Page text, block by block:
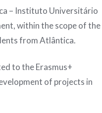
– Instituto Universitário
within the scope of the
from Atlântica.
to the Erasmus+
of projects in